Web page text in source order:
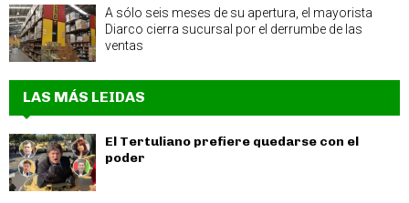
A sólo seis meses de su apertura, el mayorista
Diarco cierra sucursal por el derrumbe de las
ventas
LAS MÁS LEIDAS
El Tertuliano prefiere quedarse con el
poder